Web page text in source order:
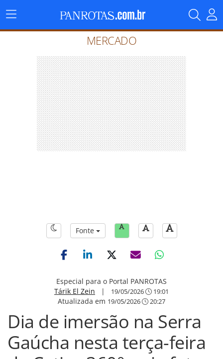
Menu
Principal
MERCADO
Fonte
Especial para o Portal PANROTAS
Tárik El Zein | 19/05/2026 19:01
Atualizada em 19/05/2026 20:27
Dia de imersão na Serra
Gaúcha nesta terça-feira